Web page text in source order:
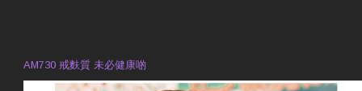
AM730 戒麩質 未必健康啲